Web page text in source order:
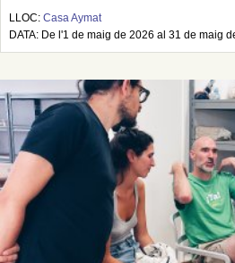
LLOC: Casa Aymat
DATA: De l'1 de maig de 2026 al 31 de maig